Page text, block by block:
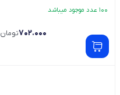
100 عدد موجود میباشد
702.000تومان